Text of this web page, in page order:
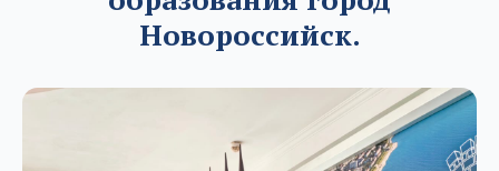
Новороссийск.